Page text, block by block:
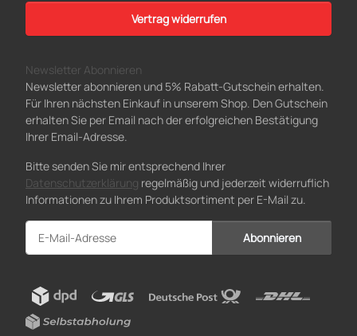
Vertrag widerrufen
Newsletter Abonnieren
Newsletter abonnieren und 5% Rabatt-Gutschein erhalten.
Für Ihren nächsten Einkauf in unserem Shop. Den Gutschein
erhalten Sie per Email nach der erfolgreichen Bestätigung
Ihrer Email-Adresse.
Bitte senden Sie mir entsprechend Ihrer
Datenschutzerklärung regelmäßig und jederzeit widerruflich
Informationen zu Ihrem Produktsortiment per E-Mail zu.
Abonnieren